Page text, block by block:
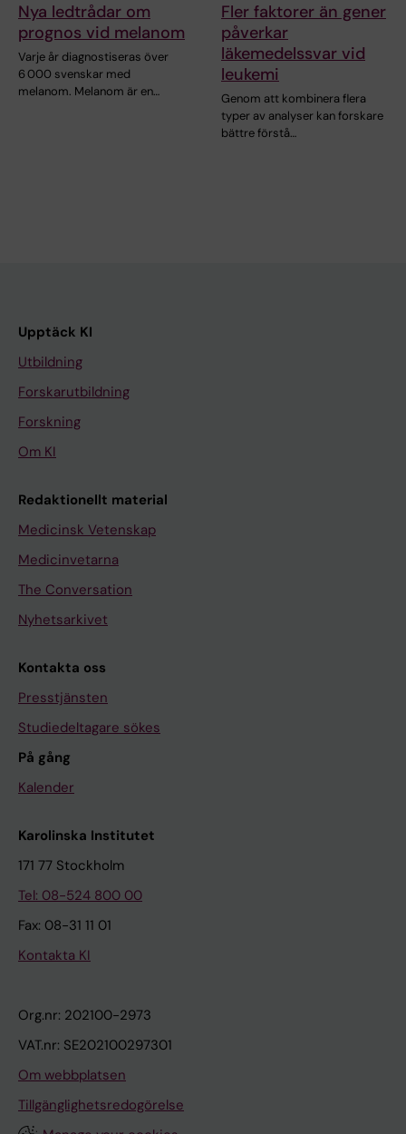
Nya ledtrådar om
prognos vid melanom
Varje år diagnostiseras över
6 000 svenskar med
melanom. Melanom är en…
Fler faktorer än gener
påverkar
läkemedelssvar vid
leukemi
Genom att kombinera flera
typer av analyser kan forskare
bättre förstå…
Upptäck KI
Utbildning
Forskarutbildning
Forskning
Om KI
Redaktionellt material
Medicinsk Vetenskap
Medicinvetarna
The Conversation
Nyhetsarkivet
Kontakta oss
Presstjänsten
Studiedeltagare sökes
På gång
Kalender
Karolinska Institutet
171 77 Stockholm
Tel: 08-524 800 00
Fax: 08-31 11 01
Kontakta KI
Org.nr: 202100-2973
VAT.nr: SE202100297301
Om webbplatsen
Tillgänglighetsredogörelse